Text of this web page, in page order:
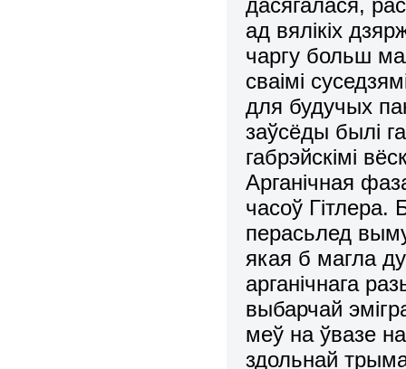
ад вялікіх
чаргу больш
сваімі
для будучых
заўсёды былі
габрэйскімі
Арганічная
часоў Гітлера.
перасьлед
якая б магла
арганічнага
выбарчай
меў на ўвазе
здольнай